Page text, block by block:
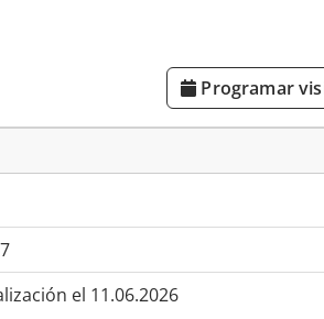
Programar
el 11.06.2026